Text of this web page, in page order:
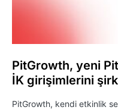
PitGrowth, yeni
İK girişimlerini
PitGrowth, kendi etkinlik